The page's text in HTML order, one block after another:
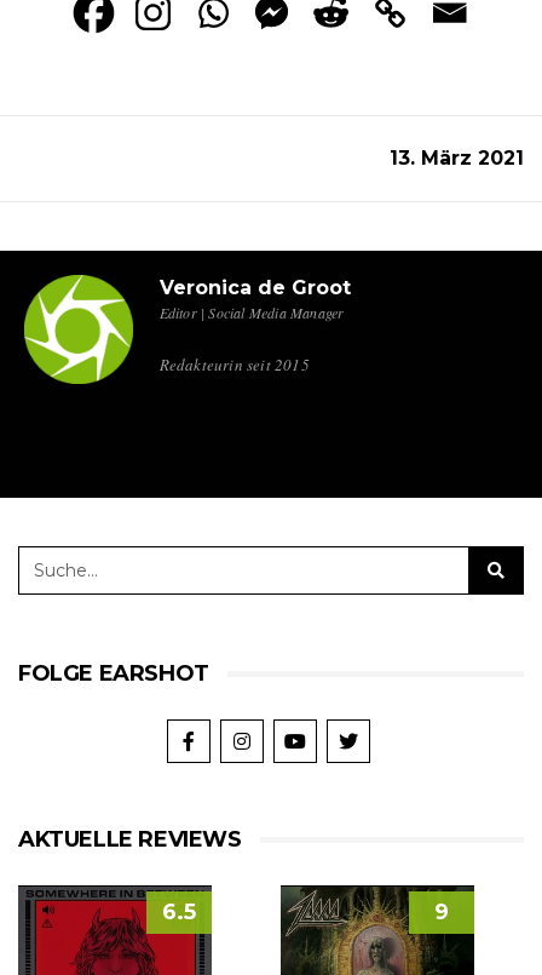
13. März 2021
Veronica de Groot
Editor | Social Media Manager
Redakteurin seit 2015
FOLGE EARSHOT
AKTUELLE REVIEWS
6.5 9